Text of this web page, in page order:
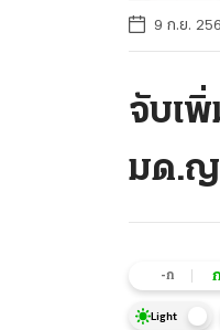
9 ก.ย.
จับเ
มด.ญ
-ก
Light